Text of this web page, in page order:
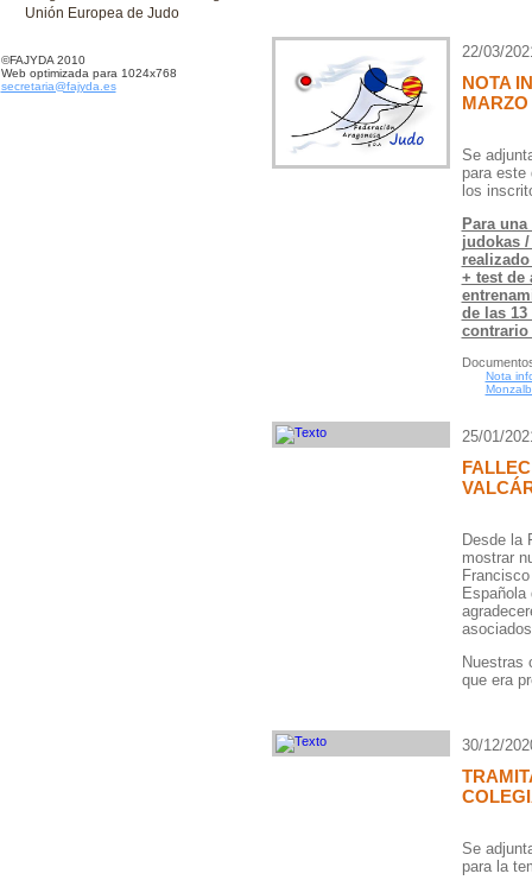
Unión Europea de Judo
©FAJYDA 2010
Web optimizada para 1024x768
secretaria@fajyda.es
22/03/
NOTA
Se
para este
los
Para
judokas
+ test de
de las 13
Nota
25/01/
Desde la
mostrar
Nuestras
que era
30/12/
Se
para la